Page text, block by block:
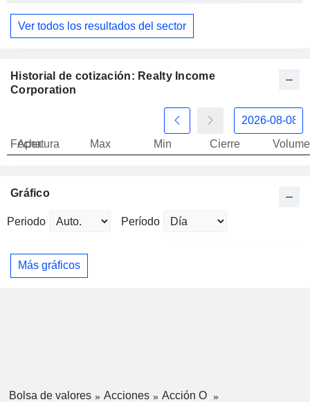
Ver todos los resultados del sector
Historial de cotización: Realty Income
Corporation
Fecha
Apertura Max Min Cierre
Gráfico
Periodo Período
Más gráficos
Bolsa de valores Acciones
Acción O